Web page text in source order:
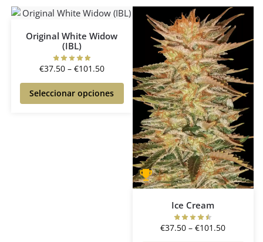
Original White Widow
(IBL)
€37.50 – €101.50
Seleccionar opciones
Ice Cream
€37.50 – €101.50